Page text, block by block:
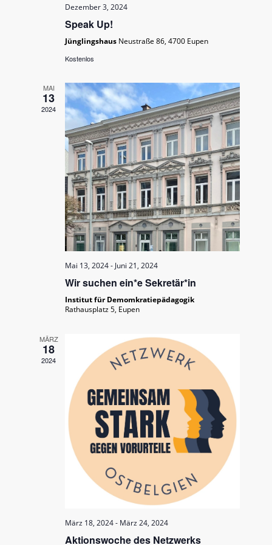
Dezember 3, 2024
Speak Up!
Jünglingshaus Neustraße 86, 4700 Eupen
Kostenlos
MAI
13
2024
Mai 13, 2024- Juni 21, 2024
Wir suchen ein*e Sekretär*in
Institut für Demomkratiepädagogik
Rathausplatz 5, Eupen
MÄRZ
18
2024
März 18, 2024- März 24, 2024
Aktionswoche des Netzwerks